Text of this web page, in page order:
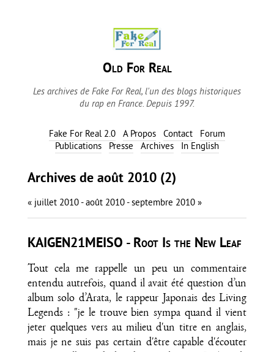
Old For Real
Les archives de Fake For Real, l'un des blogs historiques
du rap en France. Depuis 1997.
Fake For Real 2.0 A Propos Contact
Forum
Publications
Presse Archives In English
Archives de août 2010 (2)
« juillet 2010- août 2010 -septembre 2010 »
KAIGEN21MEISO - Root Is the New Leaf
Tout cela me rappelle un peu un commentaire
entendu autrefois, quand il avait été question d’un
album solo d’Arata, le rappeur Japonais des Living
Legends : "je le trouve bien sympa quand il vient
jeter quelques vers au milieu d'un titre en anglais,
mais je ne suis pas certain d'être capable d'écouter